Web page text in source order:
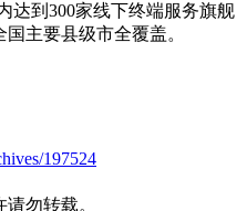
达到300家线下终端服务旗舰
主要县级市全覆盖。
197524
勿转载。